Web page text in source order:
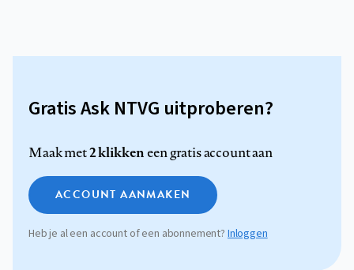
Gratis Ask NTVG uitproberen?
Maak met2 klikkeneen gratis account aan
ACCOUNT AANMAKEN
Heb je al een account of een abonnement?Inloggen